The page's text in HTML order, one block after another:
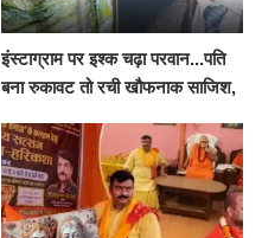
इंस्टाग्राम पर इश्क चढ़ा परवान...पति
बना रुकावट तो रची खौफनाक साजिश,
के घाट